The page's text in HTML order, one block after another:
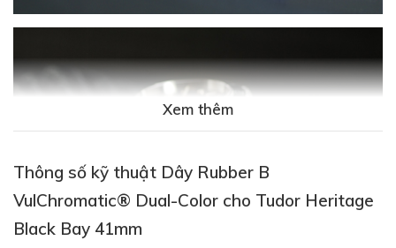
Xem thêm
Thông số kỹ thuật Dây Rubber B
VulChromatic® Dual-Color cho Tudor Heritage
Black Bay 41mm